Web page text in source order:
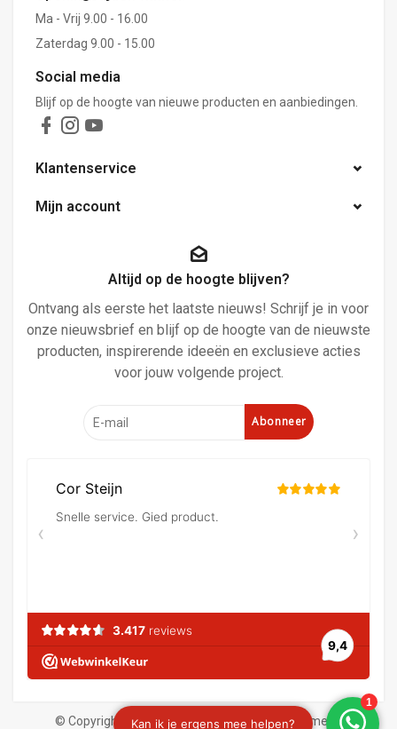
Ma - Vrij 9.00 - 16.00
Zaterdag 9.00 - 15.00
Social media
Blijf op de hoogte van nieuwe producten en aanbiedingen.
Klantenservice
Mijn account
Altijd op de hoogte blijven?
Ontvang als eerste het laatste nieuws! Schrijf je in voor
onze nieuwsbrief en blijf op de hoogte van de nieuwste
producten, inspirerende ideeën en exclusieve acties
voor jouw volgende project.
Abonneer
© Copyright 2026 Verf en behangland | Algemene